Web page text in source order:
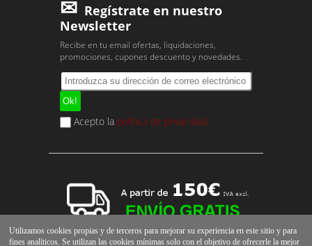
Regístrate en nuestro
Newsletter
Recibe en tu email ofertas, liquidaciones,
promociones, cupones descuento y novedades.
Acepto la política de privacidad
Utilizamos cookies propias y de terceros para mejorar su experiencia en este sitio y para
fines analíticos. Se utilizan las cookies mínimas solo con el objetivo de ofrecerle la mejor